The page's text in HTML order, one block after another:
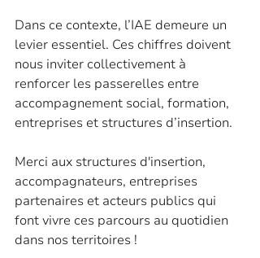
Dans ce contexte, l’IAE demeure un
levier essentiel. Ces chiffres doivent
nous inviter collectivement à
renforcer les passerelles entre
accompagnement social, formation,
entreprises et structures d’insertion.
Merci aux structures d'insertion,
accompagnateurs, entreprises
partenaires et acteurs publics qui
font vivre ces parcours au quotidien
dans nos territoires !